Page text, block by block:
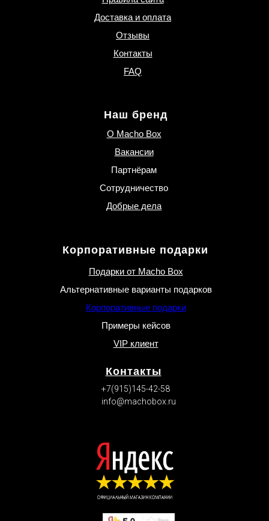
Доставка и оплата
Отзывы
Контакты
FAQ
Наш бренд
О Macho Box
Вакансии
Партнёрам
Сотрудничество
Добрые дела
Корпоративные подарки
Подарки от Macho Box
Альтернативные варианты подарков
Корпоративные подарки
Примеры кейсов
VIP клиент
Контакты
+7(915)145-42-58
info@machobox.ru